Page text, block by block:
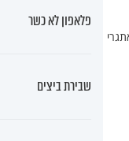
פלאפון לא כשר
שבירת ביצים